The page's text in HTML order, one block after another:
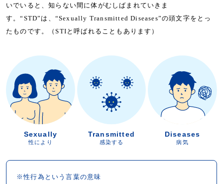
いでいると、知らない間に体がむしばまれていきま
す。“STD”は、“Sexually Transmitted Diseases”の頭文字をとっ
たものです。（STIと呼ばれることもあります）
Sexually
性により
Transmitted
感染する
Diseases
病気
※性行為という言葉の意味